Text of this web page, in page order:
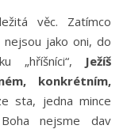
věc. Zatímco
nejsou jako oni, do
„hříšníci“, Ježíš
konkrétním,
sta, jedna mince
nejsme dav